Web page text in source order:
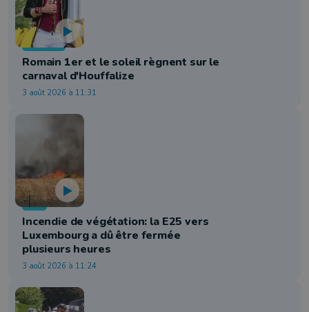
Folklore
Romain 1er et le soleil règnent sur le
carnaval d'Houffalize
3 août 2026 à 11:31
Info
Incendie de végétation: la E25 vers
Luxembourg a dû être fermée
plusieurs heures
3 août 2026 à 11:24